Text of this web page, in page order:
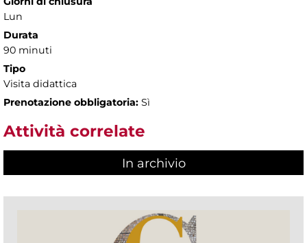
Lun
Durata
90 minuti
Tipo
Visita didattica
Prenotazione obbligatoria: Sì
Attività correlate
In archivio